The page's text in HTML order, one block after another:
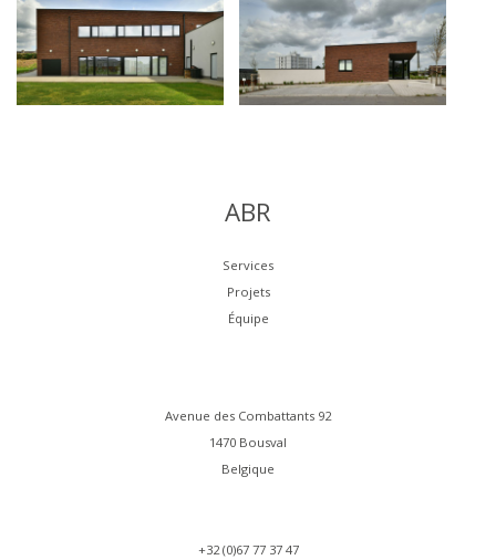
ABR
Services
Projets
Équipe
Avenue des Combattants 92
1470 Bousval
Belgique
+32 (0)67 77 37 47